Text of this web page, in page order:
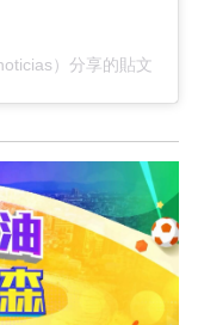
）分享的貼文